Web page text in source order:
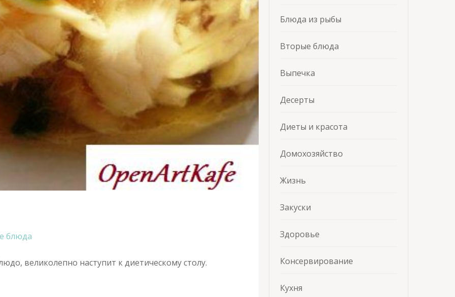
блюда
великолепно наступит к диетическому столу.
Блюда из рыбы
Вторые блюда
Выпечка
Десерты
Диеты и красота
Домохозяйство
Жизнь
Закуски
Здоровье
Консервирование
Кухня